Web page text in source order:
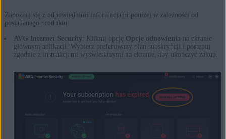
Zapoznaj się z odpowiednimi informacjami poniżej w zależności od
posiadanego produktu:
AVG Internet Security : Kliknij opcję Opcje odnowienia na ekranie
głównym aplikacji. Wybierz preferowany plan subskrypcji i postępuj
zgodnie z instrukcjami wyświetlanymi na ekranie, aby ukończyć zakup.